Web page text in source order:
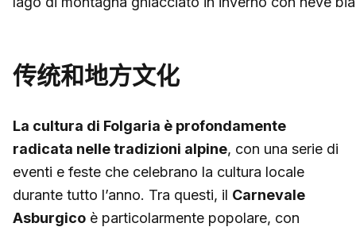
传统和地方文化
La cultura di Folgaria è profondamente
radicata nelle tradizioni alpine, con una serie di
eventi e feste che celebrano la cultura locale
durante tutto l’anno. Tra questi, il Carnevale
Asburgico è particolarmente popolare, con